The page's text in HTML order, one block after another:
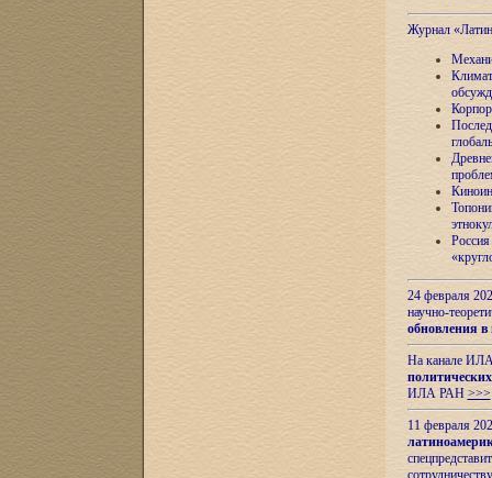
Журнал
24 февраля
научно-
обновления в
На канале
ИЛА РАН >>>
11 февраля